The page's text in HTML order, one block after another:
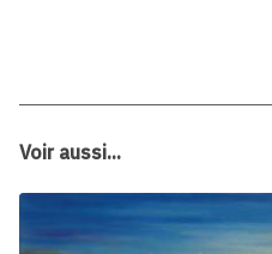
Voir aussi...